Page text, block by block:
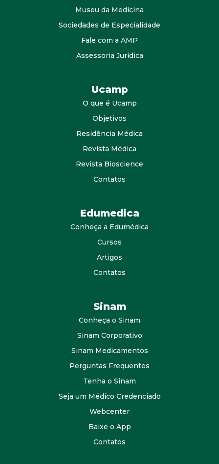
Museu da Medicina
Sociedades de Especialidade
Fale com a AMP
Assessoria Jurídica
Ucamp
O que é Ucamp
Objetivos
Residência Médica
Revista Médica
Revista Bioscience
Contatos
Edumedica
Conheça a Edumédica
Cursos
Artigos
Contatos
Sinam
Conheça o Sinam
Sinam Corporativo
Sinam Medicamentos
Perguntas Frequentes
Tenha o Sinam
Seja um Médico Credenciado
Webcenter
Baixe o App
Contatos